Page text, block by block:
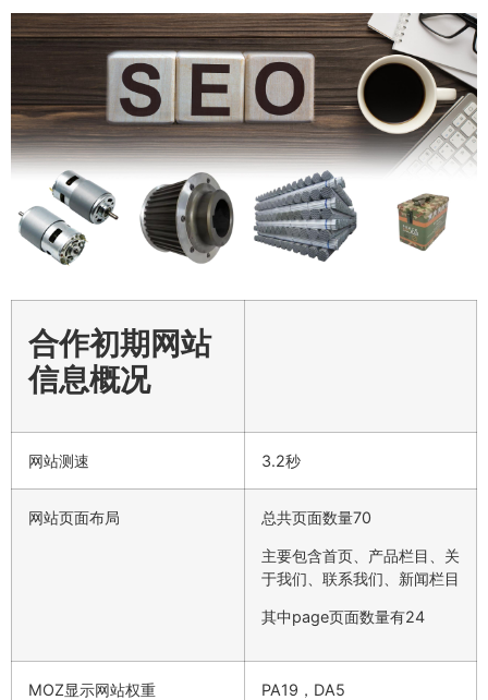
合作初期网站
信息概况
网站测速 3.2秒
网站页面布局 总共页面数量70
主要包含首页、产品栏目、关
于我们、联系我们、新闻栏目
其中page页面数量有24
MOZ显示网站权重 PA19，DA5